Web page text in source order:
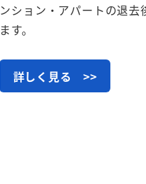
ンション・アパートの退
ます。
詳しく見る >>